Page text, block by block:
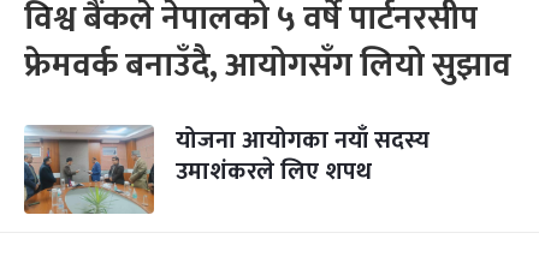
विश्व बैंकले नेपालको ५ वर्षे पार्टनरसीप
फ्रेमवर्क बनाउँदै, आयोगसँग लियो सुझाव
योजना आयोगका नयाँ सदस्य
उमाशंकरले लिए शपथ